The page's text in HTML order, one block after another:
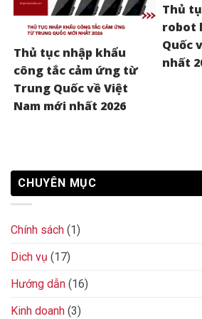
Thủ tục nhập khẩu
công tắc cảm ứng từ
Trung Quốc về Việt
Nam mới nhất 2026
Thủ
robot
Quốc
nhất
CHUYÊN MỤC
Chính sách (1)
Dich vụ (17)
Hướng dẫn (16)
Kinh doanh (3)